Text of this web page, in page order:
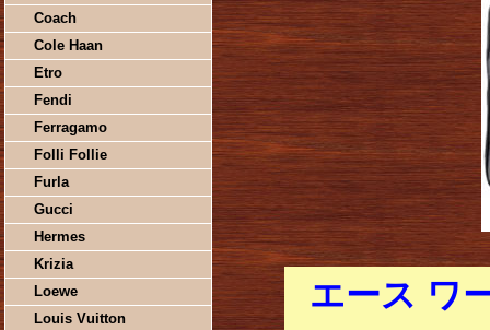
Coach
Cole Haan
Etro
Fendi
Ferragamo
Folli Follie
Furla
Gucci
Hermes
Krizia
Loewe
Louis Vuitton
エース ワ